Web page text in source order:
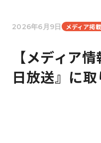
2026年6月9日 メディア掲
【メディア
日放送』に